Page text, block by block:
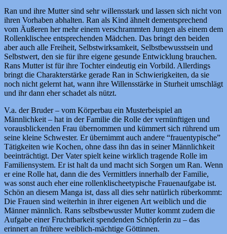
Ran und ihre Mutter sind sehr willensstark und lassen sich nicht von
ihren Vorhaben abhalten. Ran als Kind ähnelt dementsprechend
vom Äußeren her mehr einem verschrammten Jungen als einem dem
Rollenklischee entsprechenden Mädchen. Das bringt den beiden
aber auch alle Freiheit, Selbstwirksamkeit, Selbstbewusstsein und
Selbstwert, den sie für ihre eigene gesunde Entwicklung brauchen.
Rans Mutter ist für ihre Tochter eindeutig ein Vorbild. Allerdings
bringt die Charakterstärke gerade Ran in Schwierigkeiten, da sie
noch nicht gelernt hat, wann ihre Willensstärke in Sturheit umschlägt
und ihr dann eher schadet als nützt.
V.a. der Bruder – vom Körperbau ein Musterbeispiel an
Männlichkeit – hat in der Familie die Rolle der vernünftigen und
vorausblickenden Frau übernommen und kümmert sich rührend um
seine kleine Schwester. Er übernimmt auch andere “frauentypische”
Tätigkeiten wie Kochen, ohne dass ihn das in seiner Männlichkeit
beeinträchtigt. Der Vater spielt keine wirklich tragende Rolle im
Familiensystem. Er ist halt da und macht sich Sorgen um Ran. Wenn
er eine Rolle hat, dann die des Vermittlers innerhalb der Familie,
was sonst auch eher eine rollenklischeetypische Frauenaufgabe ist.
Schön an diesem Manga ist, dass all dies sehr natürlich rüberkommt:
Die Frauen sind weiterhin in ihrer eigenen Art weiblich und die
Männer männlich. Rans selbstbewusster Mutter kommt zudem die
Aufgabe einer Fruchtbarkeit spendenden Schöpferin zu – das
erinnert an frühere weiblich-mächtige Göttinnen.